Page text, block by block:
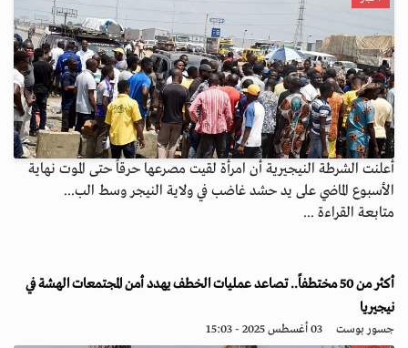
أعلنت الشرطة النيجيرية أن امرأة لقيت مصرعها حرقاً حتى الموت نهاية
الأسبوع الماضي على يد حشد غاضب في ولاية النيجر وسط الب...
متابعة القراءة ...
أكثر من 50 مختطفاً.. تصاعد عمليات الخطف يهدد أمن المجتمعات الهشة في
نيجيريا
جسور بوست 03 أغسطس 2025 - 15:03